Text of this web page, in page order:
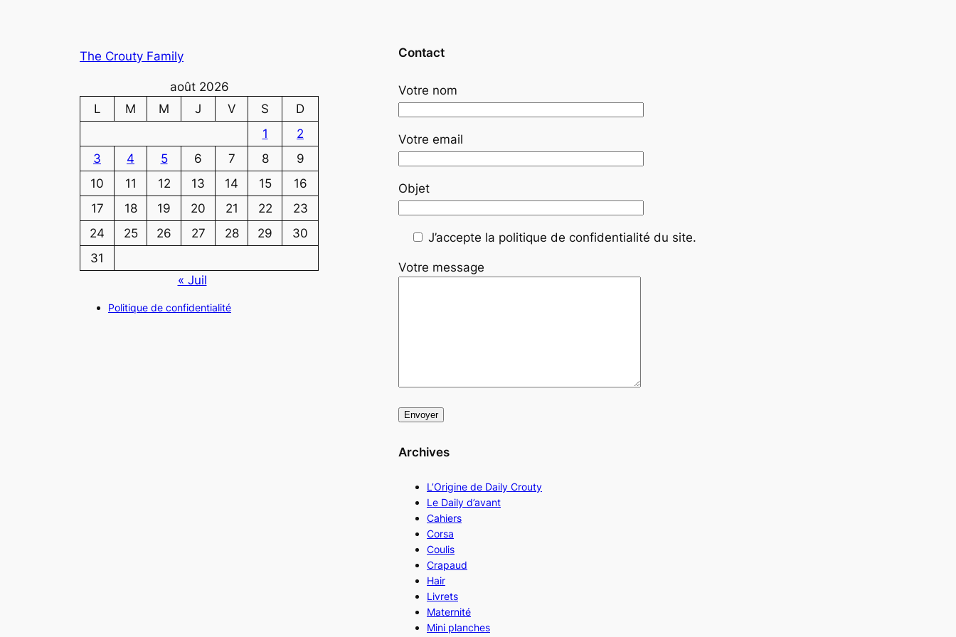
The Crouty Family
août 2026
L
M M J V S
D
1
2
3
4 5 6 7 8
9
10
11 12 13 14 15
16
17
18 19 20 21 22
23
24
25 26 27 28 29
30
31
« Juil
Politique de confidentialité
Contact
Votre nom
Votre email
Objet
J’accepte la politique de confidentialité du site.
Votre message
Archives
L’Origine de Daily Crouty
Le Daily d’avant
Cahiers
Corsa
Coulis
Crapaud
Hair
Livrets
Maternité
Mini planches